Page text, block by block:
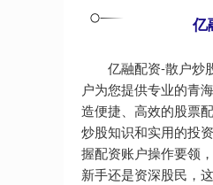
亿
亿融配资-散户炒
户为您提供专业的青
造便捷、高效的股票
炒股知识和实用的投
握配资账户操作要领
新手还是资深股民，